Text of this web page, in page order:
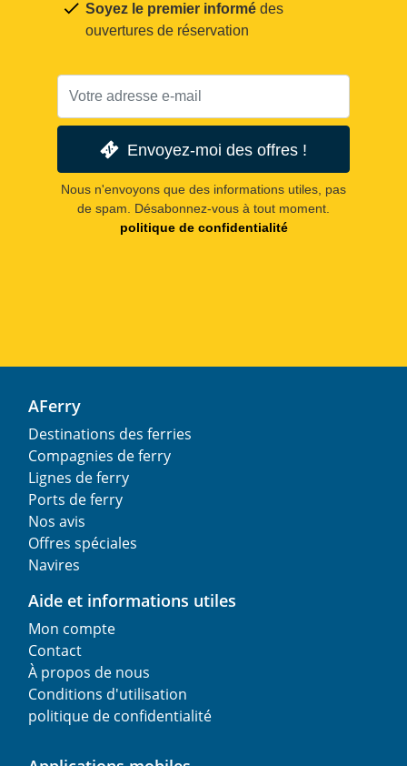
Soyez le premier informé des
ouvertures de réservation
Envoyez-moi des offres !
Nous n'envoyons que des informations utiles, pas
de spam. Désabonnez-vous à tout moment.
politique de confidentialité
AFerry
Destinations des ferries
Compagnies de ferry
Lignes de ferry
Ports de ferry
Nos avis
Offres spéciales
Navires
Aide et informations utiles
Mon compte
Contact
À propos de nous
Conditions d'utilisation
politique de confidentialité